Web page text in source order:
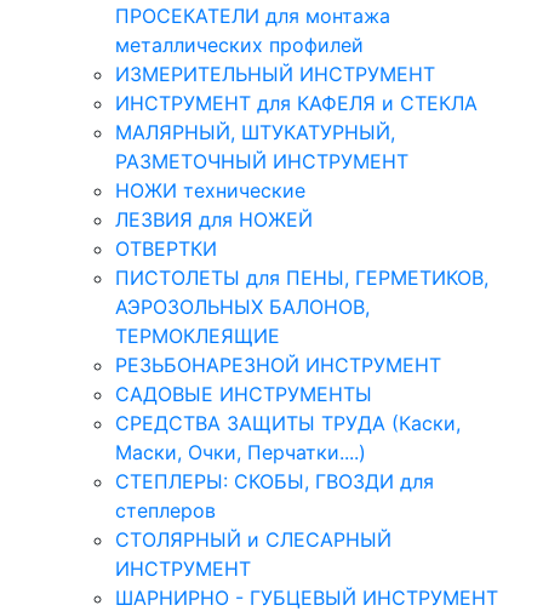
ПРОСЕКАТЕЛИ для монтажа
металлических профилей
ИЗМЕРИТЕЛЬНЫЙ ИНСТРУМЕНТ
ИНСТРУМЕНТ для КАФЕЛЯ и СТЕКЛА
МАЛЯРНЫЙ, ШТУКАТУРНЫЙ,
РАЗМЕТОЧНЫЙ ИНСТРУМЕНТ
НОЖИ технические
ЛЕЗВИЯ для НОЖЕЙ
ОТВЕРТКИ
ПИСТОЛЕТЫ для ПЕНЫ, ГЕРМЕТИКОВ,
АЭРОЗОЛЬНЫХ БАЛОНОВ,
ТЕРМОКЛЕЯЩИЕ
РЕЗЬБОНАРЕЗНОЙ ИНСТРУМЕНТ
САДОВЫЕ ИНСТРУМЕНТЫ
СРЕДСТВА ЗАЩИТЫ ТРУДА (Каски,
Маски, Очки, Перчатки....)
СТЕПЛЕРЫ: СКОБЫ, ГВОЗДИ для
степлеров
СТОЛЯРНЫЙ и СЛЕСАРНЫЙ
ИНСТРУМЕНТ
ШАРНИРНО - ГУБЦЕВЫЙ ИНСТРУМЕНТ